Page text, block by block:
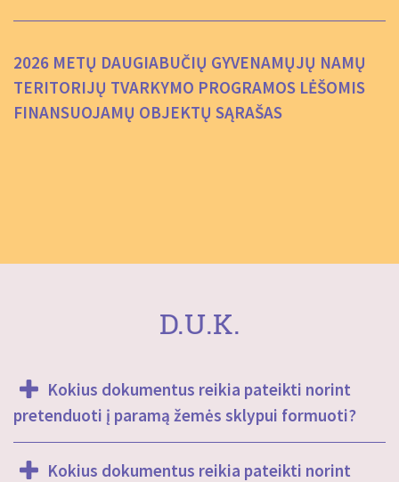
2026 METŲ DAUGIABUČIŲ GYVENAMŲJŲ NAMŲ
TERITORIJŲ TVARKYMO PROGRAMOS LĖŠOMIS
FINANSUOJAMŲ OBJEKTŲ SĄRAŠAS
D.U.K.
Kokius dokumentus reikia pateikti norint
pretenduoti į paramą žemės sklypui formuoti?
Kokius dokumentus reikia pateikti norint